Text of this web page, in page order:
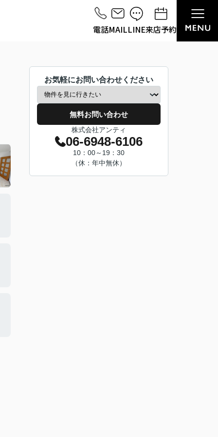
電話MAILLINE来店予約
お気軽にお問い合わせください
無料お問い合わせ
株式会社アンティ
06-6948-6106
10：00～19：30
（休：年中無休）